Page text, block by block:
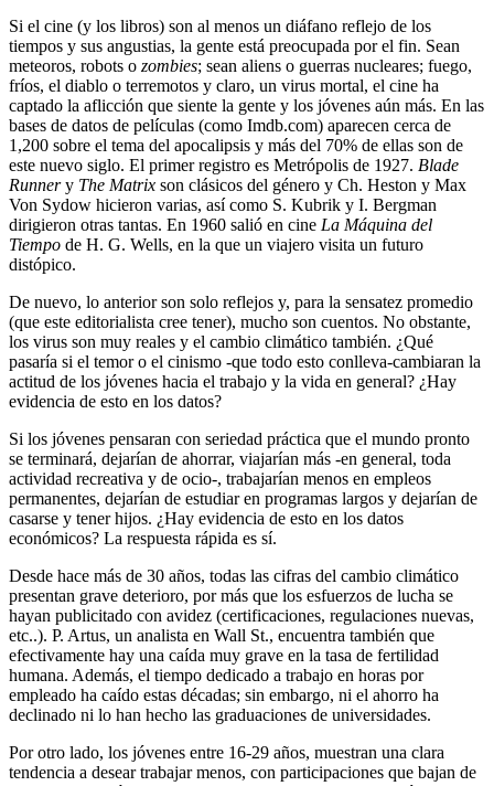
Si el cine (y los libros) son al menos un diáfano reflejo de los
tiempos y sus angustias, la gente está preocupada por el fin. Sean
meteoros, robots o zombies; sean aliens o guerras nucleares; fuego,
fríos, el diablo o terremotos y claro, un virus mortal, el cine ha
captado la aflicción que siente la gente y los jóvenes aún más. En las
bases de datos de películas (como Imdb.com) aparecen cerca de
1,200 sobre el tema del apocalipsis y más del 70% de ellas son de
este nuevo siglo. El primer registro es Metrópolis de 1927. Blade
Runnery The Matrix son clásicos del género y Ch. Heston y Max
Von Sydow hicieron varias, así como S. Kubrik y I. Bergman
dirigieron otras tantas. En 1960 salió en cine La Máquina del
Tiempo de H. G. Wells, en la que un viajero visita un futuro
distópico.
De nuevo, lo anterior son solo reflejos y, para la sensatez promedio
(que este editorialista cree tener), mucho son cuentos. No obstante,
los virus son muy reales y el cambio climático también. ¿Qué
pasaría si el temor o el cinismo -que todo esto conlleva-cambiaran la
actitud de los jóvenes hacia el trabajo y la vida en general? ¿Hay
evidencia de esto en los datos?
Si los jóvenes pensaran con seriedad práctica que el mundo pronto
se terminará, dejarían de ahorrar, viajarían más -en general, toda
actividad recreativa y de ocio-, trabajarían menos en empleos
permanentes, dejarían de estudiar en programas largos y dejarían de
casarse y tener hijos. ¿Hay evidencia de esto en los datos
económicos? La respuesta rápida es sí.
Desde hace más de 30 años, todas las cifras del cambio climático
presentan grave deterioro, por más que los esfuerzos de lucha se
hayan publicitado con avidez (certificaciones, regulaciones nuevas,
etc..). P. Artus, un analista en Wall St., encuentra también que
efectivamente hay una caída muy grave en la tasa de fertilidad
humana. Además, el tiempo dedicado a trabajo en horas por
empleado ha caído estas décadas; sin embargo, ni el ahorro ha
declinado ni lo han hecho las graduaciones de universidades.
Por otro lado, los jóvenes entre 16-29 años, muestran una clara
tendencia a desear trabajar menos, con participaciones que bajan de